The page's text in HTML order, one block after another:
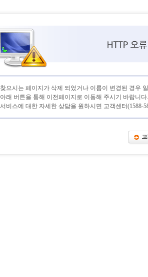
찾으시는 페이지가 삭제 되었거나 이름이 변경된 경우
아래 버튼을 통해 이전페이지로 이동해 주시기 바랍니다.
서비스에 대한 자세한 상담을 원하시면 고객센터(1588-